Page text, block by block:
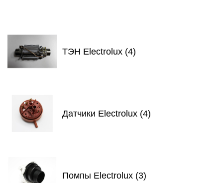
ТЭН Electrolux (4)
Датчики Electrolux (4)
Помпы Electrolux (3)